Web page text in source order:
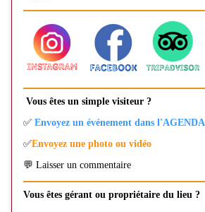
Vous êtes un simple visiteur ?
✅ Envoyez un événement dans l'AGENDA
✅Envoyez une photo ou vidéo
💬 Laisser un commentaire
Vous êtes gérant ou propriétaire du lieu ?